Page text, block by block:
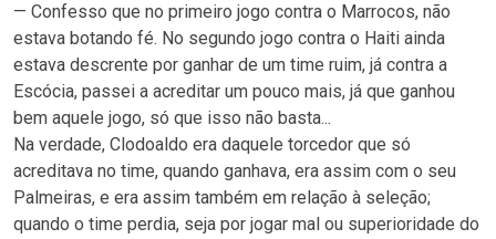
— Confesso que no primeiro jogo contra o Marrocos, não
estava botando fé. No segundo jogo contra o Haiti ainda
estava descrente por ganhar de um time ruim, já contra a
Escócia, passei a acreditar um pouco mais, já que ganhou
bem aquele jogo, só que isso não basta...
Na verdade, Clodoaldo era daquele torcedor que só
acreditava no time, quando ganhava, era assim com o seu
Palmeiras, e era assim também em relação à seleção;
quando o time perdia, seja por jogar mal ou superioridade do